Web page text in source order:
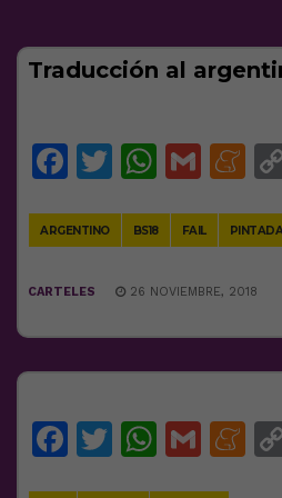
Traducción al
Facebook
Twitter
ARGENTINO BS18 FAIL
CARTELES 26 NOVIEMBRE, 2018
Facebook
Twitter